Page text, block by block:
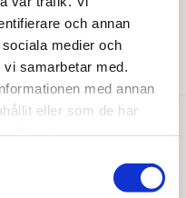
och annan
medier och
samarbetar med.
med annan
eller som de har
103,00kr